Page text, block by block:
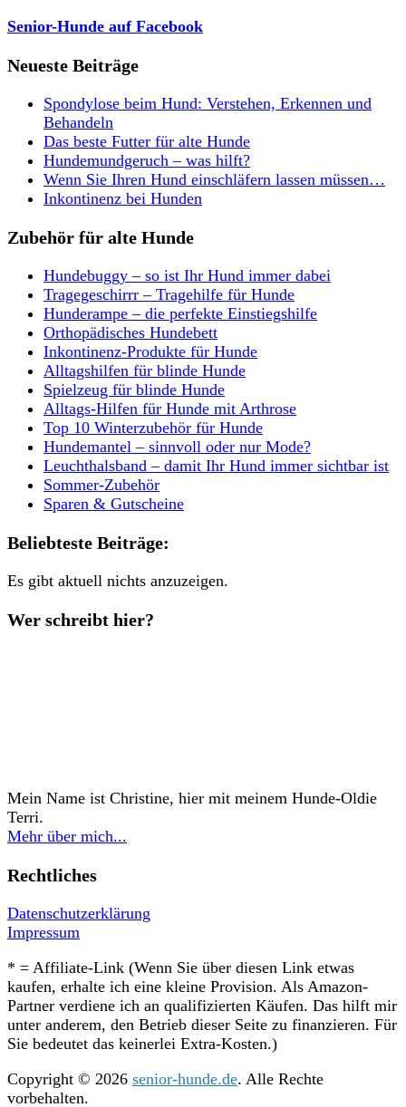
Senior-Hunde auf Facebook
Neueste Beiträge
Spondylose beim Hund: Verstehen, Erkennen und
Behandeln
Das beste Futter für alte Hunde
Hundemundgeruch – was hilft?
Wenn Sie Ihren Hund einschläfern lassen müssen…
Inkontinenz bei Hunden
Zubehör für alte Hunde
Hundebuggy – so ist Ihr Hund immer dabei
Tragegeschirrr – Tragehilfe für Hunde
Hunderampe – die perfekte Einstiegshilfe
Orthopädisches Hundebett
Inkontinenz-Produkte für Hunde
Alltagshilfen für blinde Hunde
Spielzeug für blinde Hunde
Alltags-Hilfen für Hunde mit Arthrose
Top 10 Winterzubehör für Hunde
Hundemantel – sinnvoll oder nur Mode?
Leuchthalsband – damit Ihr Hund immer sichtbar ist
Sommer-Zubehör
Sparen & Gutscheine
Beliebteste Beiträge:
Es gibt aktuell nichts anzuzeigen.
Wer schreibt hier?
Mein Name ist Christine, hier mit meinem Hunde-Oldie
Terri.
Mehr über mich...
Rechtliches
Datenschutzerklärung
Impressum
* = Affiliate-Link (Wenn Sie über diesen Link etwas
kaufen, erhalte ich eine kleine Provision. Als Amazon-
Partner verdiene ich an qualifizierten Käufen. Das hilft mir
unter anderem, den Betrieb dieser Seite zu finanzieren. Für
Sie bedeutet das keinerlei Extra-Kosten.)
Copyright © 2026 senior-hunde.de. Alle Rechte
vorbehalten.